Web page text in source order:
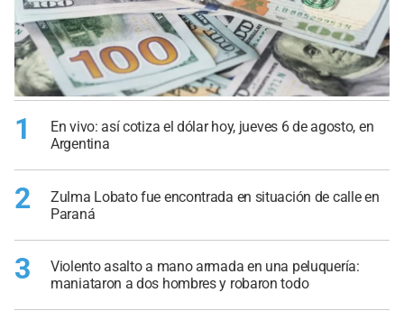
1
En vivo: así cotiza el dólar hoy, jueves 6 de agosto, en
Argentina
2
Zulma Lobato fue encontrada en situación de calle en
Paraná
3
Violento asalto a mano armada en una peluquería:
maniataron a dos hombres y robaron todo